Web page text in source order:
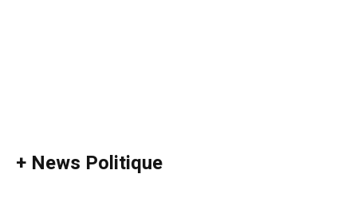
+ News Politique